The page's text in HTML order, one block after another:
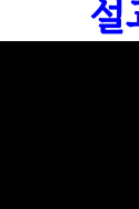
설